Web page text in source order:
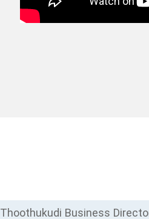
Thoothukudi Business